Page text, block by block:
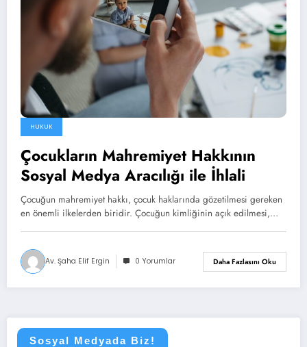
HUKUK
Çocukların Mahremiyet Hakkının
Sosyal Medya Aracılığı ile İhlali
Çocuğun mahremiyet hakkı, çocuk haklarında gözetilmesi gereken
en önemli ilkelerden biridir. Çocuğun kimliğinin açık edilmesi,…
Av. Şaha Elif Ergin 0 Yorumlar Daha Fazlasını Oku
Sosyal Medyada Biz!